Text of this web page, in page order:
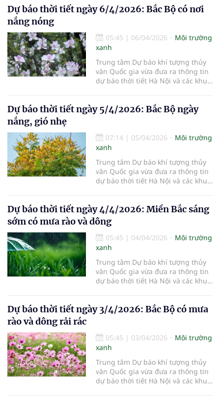
Dự báo thời tiết ngày 6/4/2026: Bắc Bộ có nơi
nắng nóng
05:45 | 06/04/2026
Môi trường
xanh
Trung tâm Dự báo khí tượng thủy
văn Quốc gia vừa đưa ra thông tin
dự báo thời tiết Hà Nội và các khu
Dự báo thời tiết ngày 5/4/2026: Bắc Bộ ngày
nắng, gió nhẹ
07:14 | 05/04/2026
Môi trường
xanh
Trung tâm Dự báo khí tượng thủy
văn Quốc gia vừa đưa ra thông tin
dự báo thời tiết Hà Nội và các khu
Dự báo thời tiết ngày 4/4/2026: Miền Bắc sáng
sớm có mưa rào và dông
05:45 | 04/04/2026
Môi trường
xanh
Trung tâm Dự báo khí tượng thủy
văn Quốc gia vừa đưa ra thông tin
dự báo thời tiết Hà Nội và các khu
Dự báo thời tiết ngày 3/4/2026: Bắc Bộ có mưa
rào và dông rải rác
05:45 | 03/04/2026
Môi trường
xanh
Trung tâm Dự báo khí tượng thủy
văn Quốc gia vừa đưa ra thông tin
dự báo thời tiết Hà Nội và các khu